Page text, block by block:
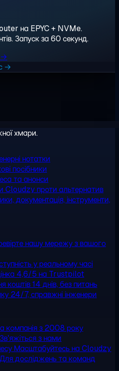
на EPYC + NVMe.
Запуск за 60 секунд.
→
→
хмари.
нотатки
посібники
та анонси
Cloudzy проти альтернатив
документація, інструменти,
нашу мережу з вашого
у реальному часі
4,6/5 на Trustpilot
коштів14 днів, без питань
24/7, справжні інженери
компанія з 2008 року
Зв'яжіться з нами
Масштабуйтесь на Cloudzy
Для досліджень та команд